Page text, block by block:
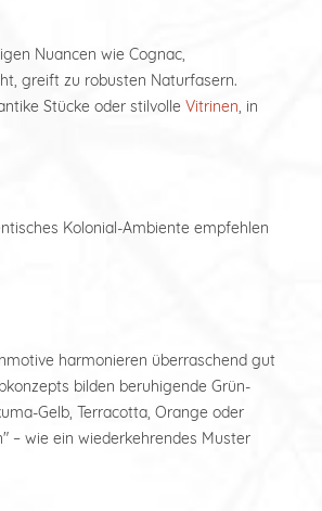
Nuancen wie Cognac,
greift zu robusten Naturfasern.
Stücke oder stilvolle Vitrinen, in
Kolonial-Ambiente empfehlen
harmonieren überraschend gut
bilden beruhigende Grün-
Gelb, Terracotta, Orange oder
– wie ein wiederkehrendes Muster